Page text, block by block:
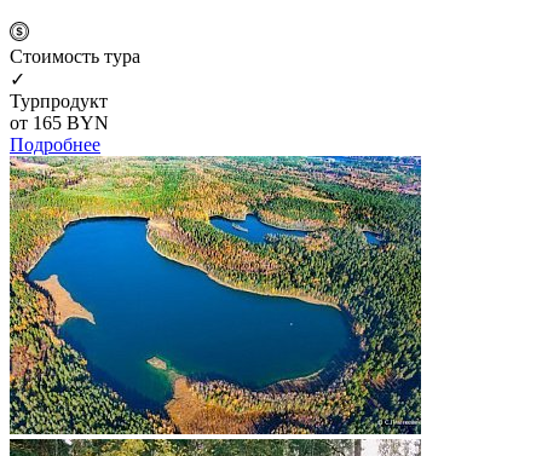
Cтоимость тура
✓
Турпродукт
от 165 BYN
Подробнее